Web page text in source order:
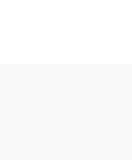
: Αποστολή
Δάφνη: